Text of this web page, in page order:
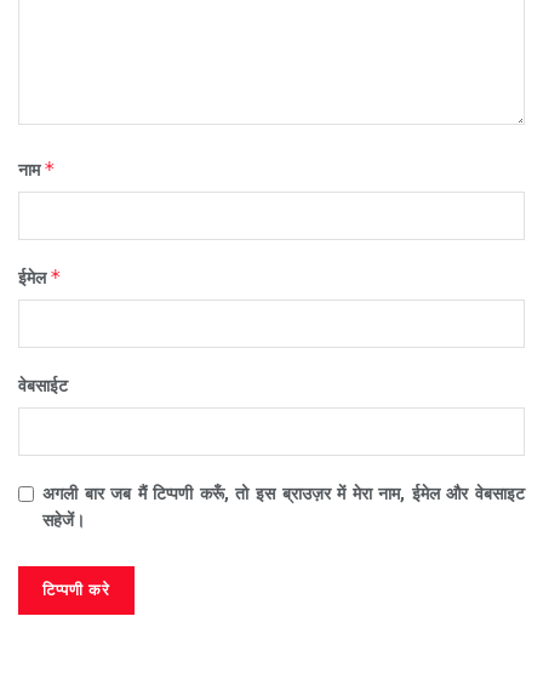
नाम*
ईमेल*
वेबसाईट
अगली बार जब मैं टिप्पणी करूँ, तो इस ब्राउज़र में मेरा नाम, ईमेल और वेबसाइट
सहेजें।